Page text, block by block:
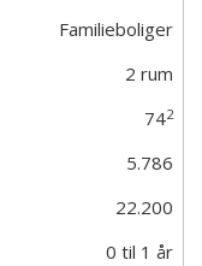
Familieboliger
2 rum
742
5.786
22.200
0 til 1 år